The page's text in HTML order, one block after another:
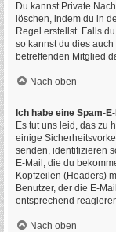
Du kannst Private
löschen, indem du in
Regel erstellst. Falls
so kannst du dies
betreffenden Mitglied
Nach oben
Ich habe eine Spam-
Es tut uns leid, das zu
einige
senden, identifizieren
E-Mail, die du
Kopfzeilen (Headers)
Benutzer, der die E-
entsprechend
Nach oben